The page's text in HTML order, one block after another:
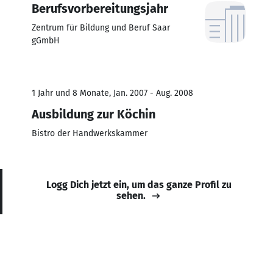
Berufsvorbereitungsjahr
Zentrum für Bildung und Beruf Saar
gGmbH
1 Jahr und 8 Monate, Jan. 2007 - Aug. 2008
Ausbildung zur Köchin
Bistro der Handwerkskammer
Logg Dich jetzt ein, um das ganze Profil zu
sehen.